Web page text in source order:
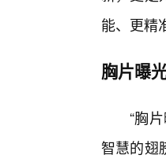
能、更精
胸片曝
“胸
智慧的翅